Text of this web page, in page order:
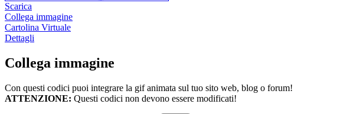
Scarica
Collega immagine
Cartolina Virtuale
Dettagli
Collega immagine
Con questi codici puoi integrare la gif animata sul tuo sito web, blog o forum!
ATTENZIONE: Questi codici non devono essere modificati!